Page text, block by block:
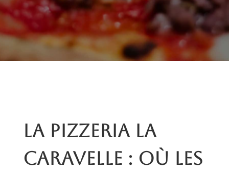
La pizzeria La
Caravelle : où les